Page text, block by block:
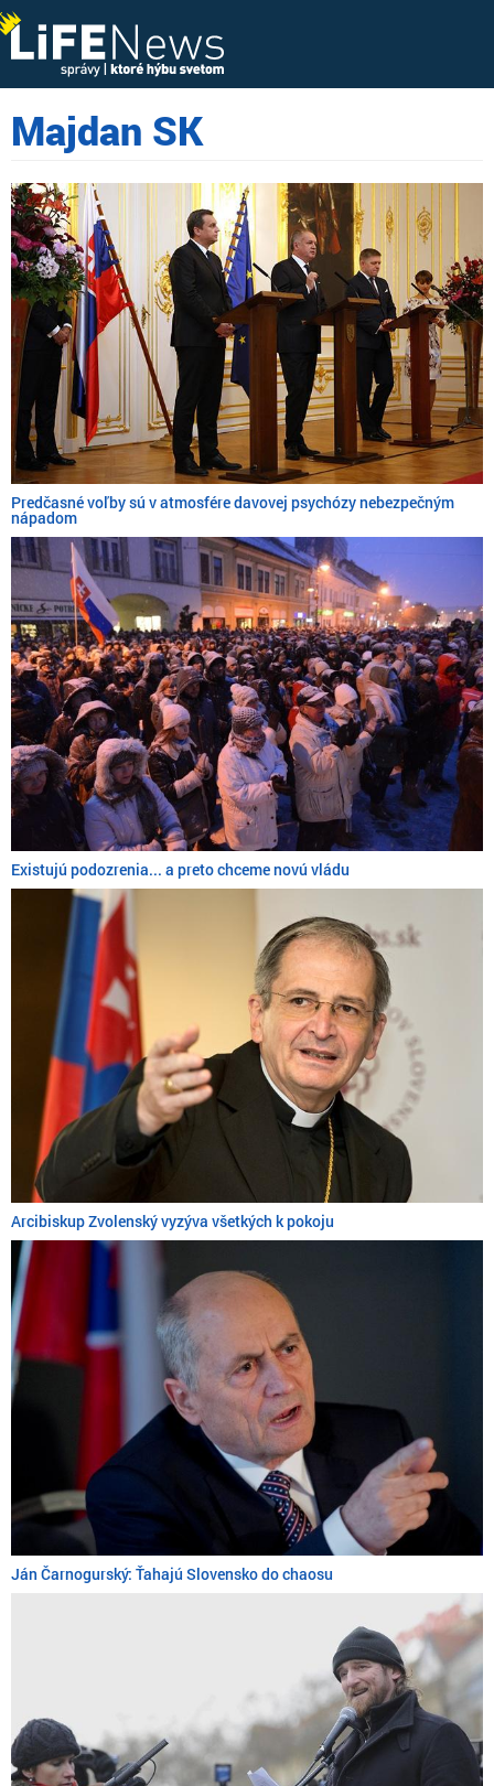
Majdan SK
Predčasné voľby sú v atmosfére davovej psychózy nebezpečným
nápadom
Existujú podozrenia... a preto chceme novú vládu
Arcibiskup Zvolenský vyzýva všetkých k pokoju
Ján Čarnogurský: Ťahajú Slovensko do chaosu